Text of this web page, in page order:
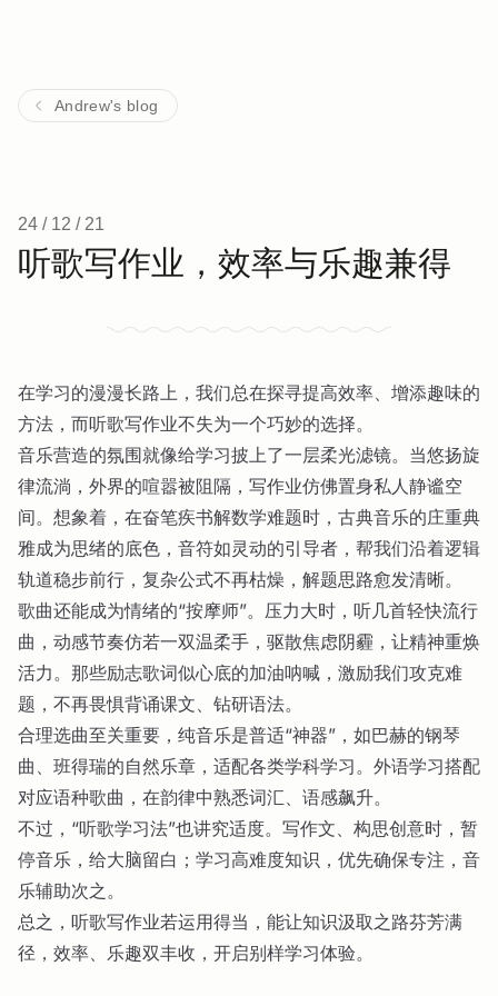
Andrew's blog
24 / 12 / 21
听歌写作业，效率与乐趣兼得
在学习的漫漫长路上，我们总在探寻提高效率、增添趣味的
方法，而听歌写作业不失为一个巧妙的选择。
音乐营造的氛围就像给学习披上了一层柔光滤镜。当悠扬旋
律流淌，外界的喧嚣被阻隔，写作业仿佛置身私人静谧空
间。想象着，在奋笔疾书解数学难题时，古典音乐的庄重典
雅成为思绪的底色，音符如灵动的引导者，帮我们沿着逻辑
轨道稳步前行，复杂公式不再枯燥，解题思路愈发清晰。
歌曲还能成为情绪的“按摩师”。压力大时，听几首轻快流行
曲，动感节奏仿若一双温柔手，驱散焦虑阴霾，让精神重焕
活力。那些励志歌词似心底的加油呐喊，激励我们攻克难
题，不再畏惧背诵课文、钻研语法。
合理选曲至关重要，纯音乐是普适“神器”，如巴赫的钢琴
曲、班得瑞的自然乐章，适配各类学科学习。外语学习搭配
对应语种歌曲，在韵律中熟悉词汇、语感飙升。
不过，“听歌学习法”也讲究适度。写作文、构思创意时，暂
停音乐，给大脑留白；学习高难度知识，优先确保专注，音
乐辅助次之。
总之，听歌写作业若运用得当，能让知识汲取之路芬芳满
径，效率、乐趣双丰收，开启别样学习体验。